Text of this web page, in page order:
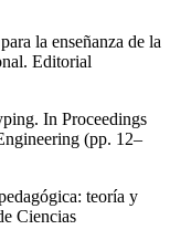
la enseñanza de la
Editorial
In Proceedings
(pp. 12–
teoría y
Ciencias